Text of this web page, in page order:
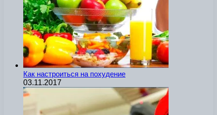
Как настроиться на похудение
03.11.2017